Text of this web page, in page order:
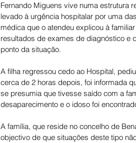
Fernando Miguens vive numa estrutura
levado à urgência hospitalar por uma
médica que o atendeu explicou à
resultados de exames de diagnóstico e
ponto da situação.
A filha regressou cedo ao Hospital,
cerca de 2 horas depois, foi informada
se presumia que tivesse saído com a
desaparecimento e o idoso foi
A família, que reside no concelho de
objectivo de que situações deste tipo